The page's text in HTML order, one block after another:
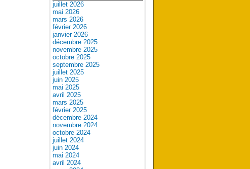
juillet 2026
mai 2026
mars 2026
février 2026
janvier 2026
décembre 2025
novembre 2025
octobre 2025
septembre 2025
juillet 2025
juin 2025
mai 2025
avril 2025
mars 2025
février 2025
décembre 2024
novembre 2024
octobre 2024
juillet 2024
juin 2024
mai 2024
avril 2024